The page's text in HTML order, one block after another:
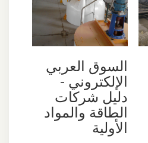
السوق العربي
الإلكتروني -
دليل شركات
الطاقة والمواد
الأولية